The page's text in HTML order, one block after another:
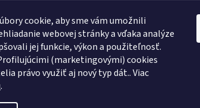
cookie, aby sme vám umožnili
webovej stránky a vďaka analýze
jej funkcie, výkon a použiteľnosť.
(marketingovými) cookies
právo využiť aj nový typ dát.. Viac
.
1883 Routin - Barmanské
sirupy